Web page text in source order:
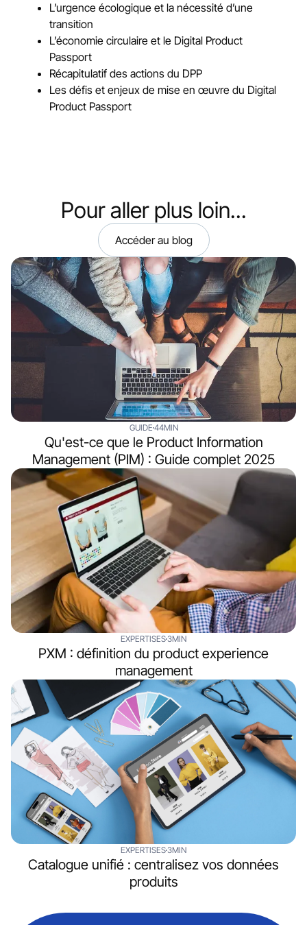
L’urgence écologique et la nécessité d’une
transition
L’économie circulaire et le Digital Product
Passport
Récapitulatif des actions du DPP
Les défis et enjeux de mise en œuvre du Digital
Product Passport
Pour aller plus loin...
Accéder au blog
GUIDE44MIN
Qu'est-ce que le Product Information
Management (PIM) : Guide complet 2025
EXPERTISES3MIN
PXM : définition du product experience
management
EXPERTISES3MIN
Catalogue unifié : centralisez vos données
produits